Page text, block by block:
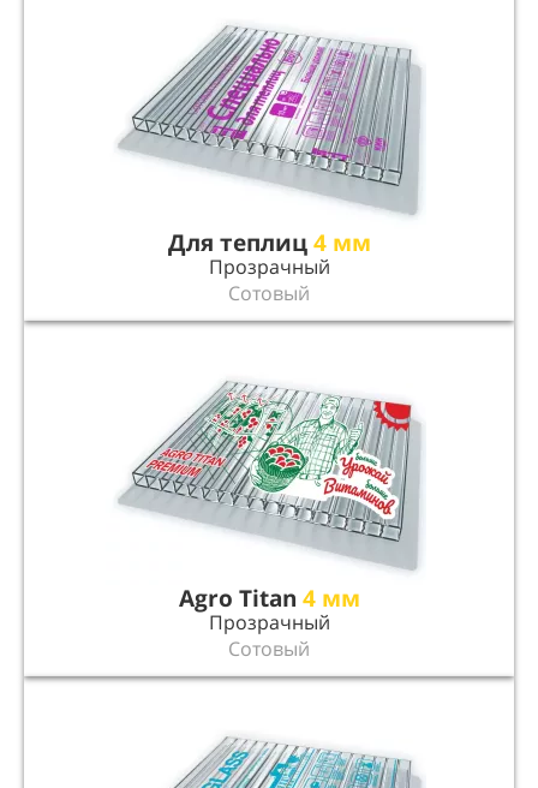
Для теплиц4 мм
Прозрачный
Сотовый
Agro Titan 4 мм
Прозрачный
Сотовый